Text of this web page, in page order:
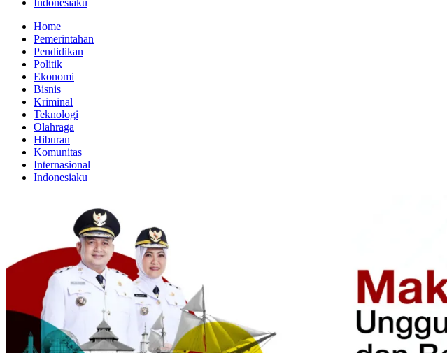
Indonesiaku
Home
Pemerintahan
Pendidikan
Politik
Ekonomi
Bisnis
Kriminal
Teknologi
Olahraga
Hiburan
Komunitas
Internasional
Indonesiaku